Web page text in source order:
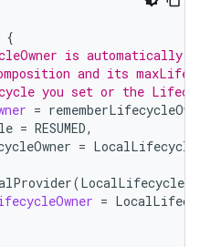
{
is automatically
and its
you set or the
=
= RESUMED,
=
(
=